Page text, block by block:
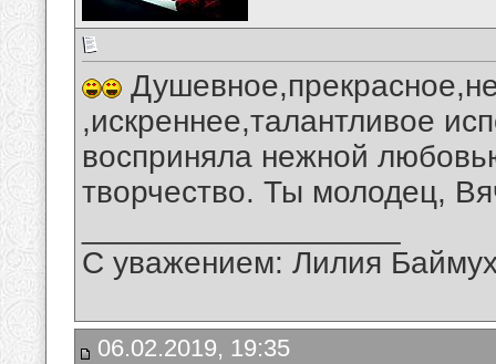
,искреннее,талантливое
восприняла нежной
творчество. Ты молодец,
С уважением: Лилия
06.02.2019, 19:35